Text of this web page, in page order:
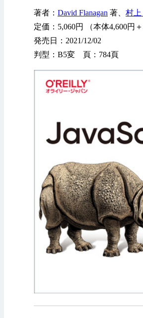
著者： David Flanagan 著、 村上
定価：5,060円 （本体4,600円＋
発売日：2021/12/02
判型：B5変 頁：784頁